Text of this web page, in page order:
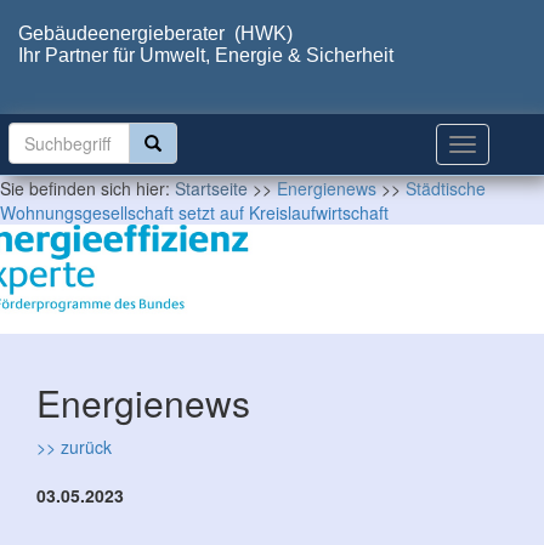
Gebäudeenergieberater (HWK)
Ihr Partner für Umwelt, Energie & Sicherheit
Sie befinden sich hier:Startseite>>Energienews>>Städtische
Wohnungsgesellschaft setzt auf Kreislaufwirtschaft
Energienews
>> zurück
03.05.2023